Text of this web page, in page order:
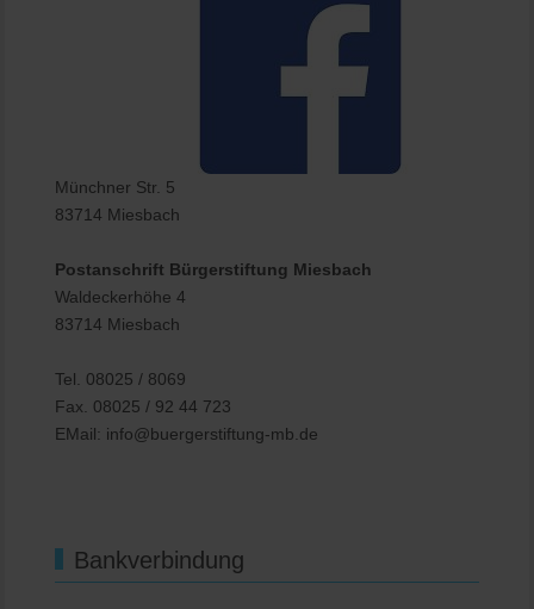
Münchner Str. 5
83714 Miesbach
Postanschrift Bürgerstiftung Miesbach
Waldeckerhöhe 4
83714 Miesbach
Tel. 08025 / 8069
Fax. 08025 / 92 44 723
EMail: info@buergerstiftung-mb.de
Bankverbindung